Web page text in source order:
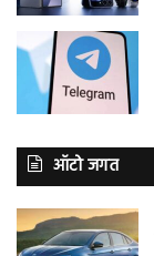
ऑटो जगत